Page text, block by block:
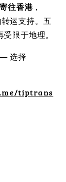
往香港，
运支持。五
限于地理。
选择
tiptrans